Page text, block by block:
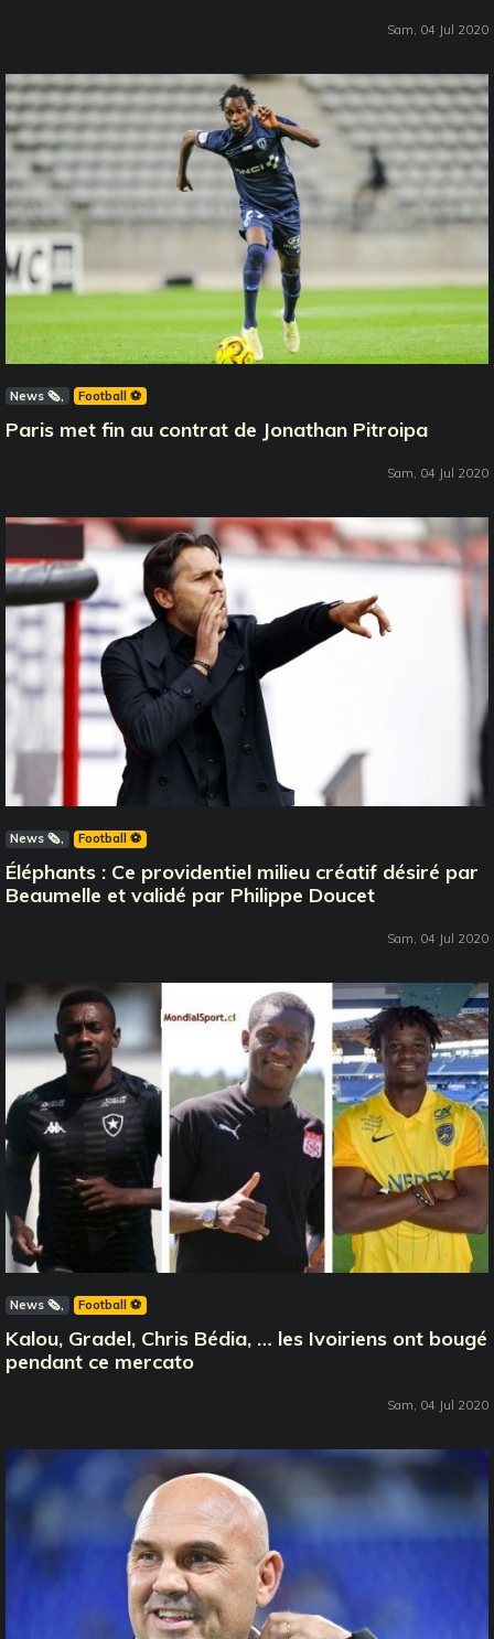
Sam, 04 Jul 2020
News 🗞️ Football ⚽️
Paris met fin au contrat de Jonathan Pitroipa
Sam, 04 Jul 2020
News 🗞️ Football ⚽️
Éléphants : Ce providentiel milieu créatif désiré par
Beaumelle et validé par Philippe Doucet
Sam, 04 Jul 2020
News 🗞️ Football ⚽️
Kalou, Gradel, Chris Bédia, … les Ivoiriens ont bougé
pendant ce mercato
Sam, 04 Jul 2020